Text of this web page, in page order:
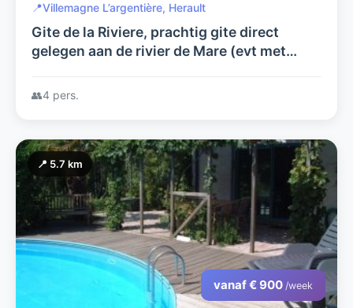
📍Villemagne L’argentière, Herault
Gite de la Riviere, prachtig gite direct
gelegen aan de rivier de Mare (evt met
👥4 pers.
📍 5.7 km
vanaf € 900 /week